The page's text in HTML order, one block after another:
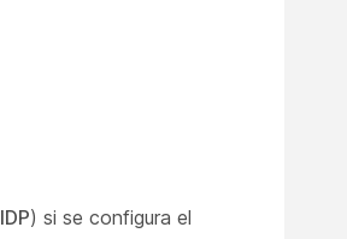
IDP) si se configura el